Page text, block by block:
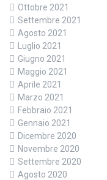
Ottobre 2021
Settembre 2021
Agosto 2021
Luglio 2021
Giugno 2021
Maggio 2021
Aprile 2021
Marzo 2021
Febbraio 2021
Gennaio 2021
Dicembre 2020
Novembre 2020
Settembre 2020
Agosto 2020